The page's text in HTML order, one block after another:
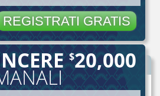
REGISTRATI GRATIS
$20,000